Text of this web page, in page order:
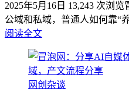
2025年5月16日 13,243 次浏览
公域和私域，普通人如何靠“
阅读全文
网创杂谈